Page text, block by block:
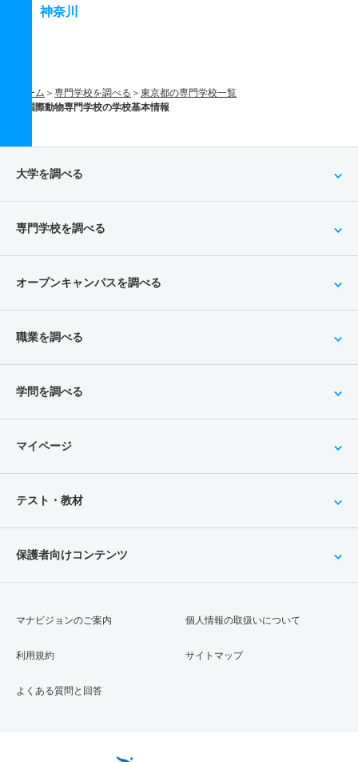
神奈川
ホーム 専門学校を調べる
東京都の専門学校一覧
国際動物専門学校の学校基本情報
大学を調べる
専門学校を調べる
オープンキャンパスを調べる
職業を調べる
学問を調べる
マイページ
テスト・教材
保護者向けコンテンツ
マナビジョンのご案内
利用規約
よくある質問と回答
個人情報の取扱いについて
サイトマップ